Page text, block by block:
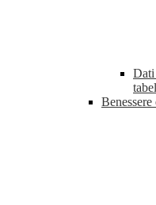
Dati